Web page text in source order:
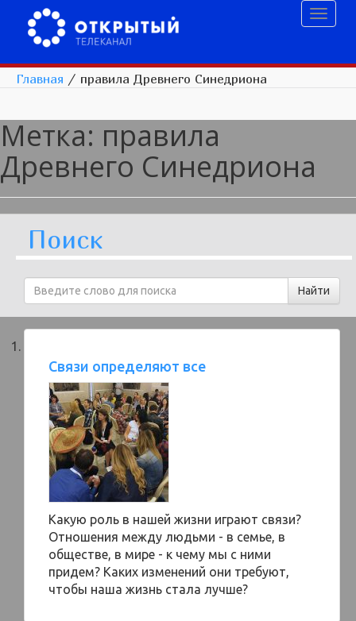
Главная / правила Древнего Синедриона
Метка: правила
Древнего Синедриона
Поиск
Связи определяют все
Какую роль в нашей жизни играют связи?
Отношения между людьми - в семье, в
обществе, в мире - к чему мы с ними
придем? Каких изменений они требуют,
чтобы наша жизнь стала лучше?